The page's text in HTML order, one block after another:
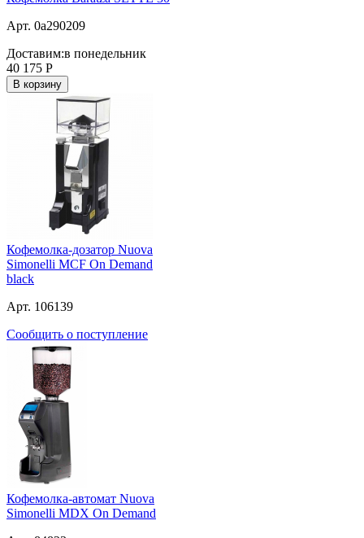
Арт. 0a290209
Доставим:в понедельник
40 175 Р
В корзину
Кофемолка-дозатор Nuova
Simonelli MCF On Demand
black
Арт. 106139
Сообщить о поступление
Кофемолка-автомат Nuova
Simonelli MDX On Demand